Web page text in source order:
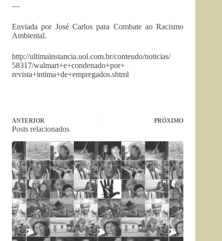
—
Enviada por José Carlos para Combate ao Racismo
Ambiental.
http://ultimainstancia.uol.com.br/conteudo/noticias/
58317/walmart+e+condenado+por+
revista+intima+de+empregados.shtml
ANTERIOR PRÓXIMO
Posts relacionados